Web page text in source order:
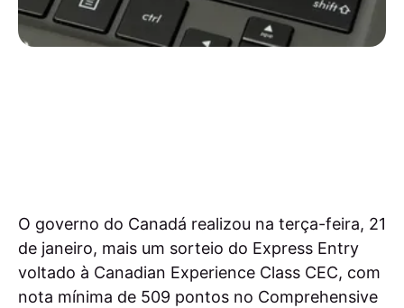
O governo do Canadá realizou na terça-feira, 21
de janeiro, mais um sorteio do Express Entry
voltado à Canadian Experience Class CEC, com
nota mínima de 509 pontos no Comprehensive